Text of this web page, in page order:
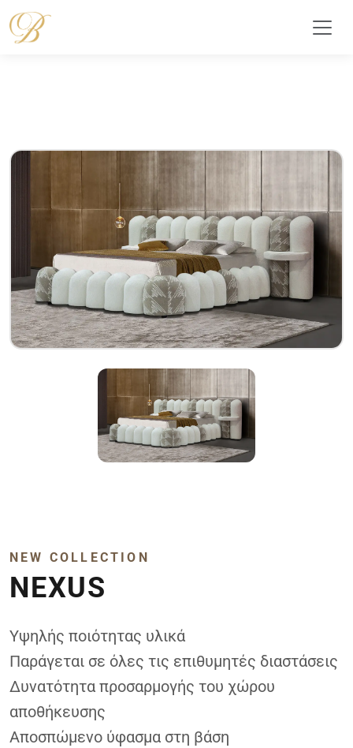
NEW COLLECTION
NEXUS
Υψηλής ποιότητας υλικά
Παράγεται σε όλες τις επιθυμητές διαστάσεις
Δυνατότητα προσαρμογής του χώρου
αποθήκευσης
Αποσπώμενο ύφασμα στη βάση